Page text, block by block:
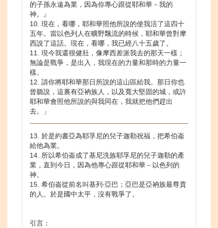
的子孫永遠為業，因為你專心跟從耶和華－我的
神。』
10. 現在，看哪，耶和華照他所說的使我活了這四十
五年。當以色列人在曠野飄流的時候，耶和華曾對摩
西說了這話。現在，看哪，我已經八十五歲了。
11. 現今我還很健壯，像摩西差派我去的那天一樣；
無論是戰爭，是出入，我現在的力量和那時的力量一
樣。
12. 請你將耶和華那日所說的這山區給我。那日你也
曾聽說，這裏有亞衲族人，以及寬大堅固的城，或許
耶和華會照他所說的與我同在，我就把他們趕出
去。」
13. 於是約書亞為耶孚尼的兒子迦勒祝福，把希伯崙
給他為業。
14. 所以希伯崙成了基尼洗族耶孚尼的兒子迦勒的產
業，直到今日，因為他專心跟從耶和華－以色列的
神。
15. 希伯崙從前名叫基列‧亞巴；亞巴是亞衲族最尊貴
的人。於是國中太平，沒有戰爭了。
引言：